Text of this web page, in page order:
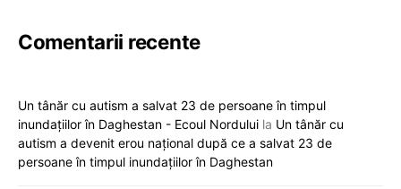
Comentarii recente
Un tânăr cu autism a salvat 23 de persoane în timpul
inundațiilor în Daghestan - Ecoul Nordului la Un tânăr cu
autism a devenit erou național după ce a salvat 23 de
persoane în timpul inundațiilor în Daghestan